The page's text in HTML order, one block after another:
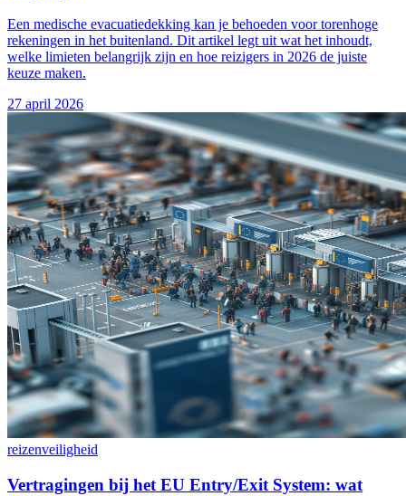
Een medische evacuatiedekking kan je behoeden voor torenhoge
rekeningen in het buitenland. Dit artikel legt uit wat het inhoudt,
welke limieten belangrijk zijn en hoe reizigers in 2026 de juiste
keuze maken.
27 april 2026
reizenveiligheid
Vertragingen bij het EU Entry/Exit System: wat